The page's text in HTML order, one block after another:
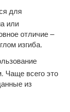
для
или
отличие –
изгиба.
Чаще всего это
из